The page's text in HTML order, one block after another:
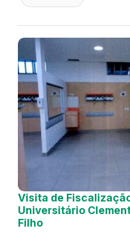
Visita de
Universitário
Filho